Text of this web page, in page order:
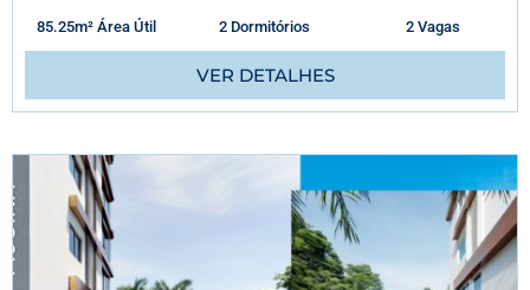
85.25m² Área Útil 2 Dormitórios 2 Vagas
VER DETALHES